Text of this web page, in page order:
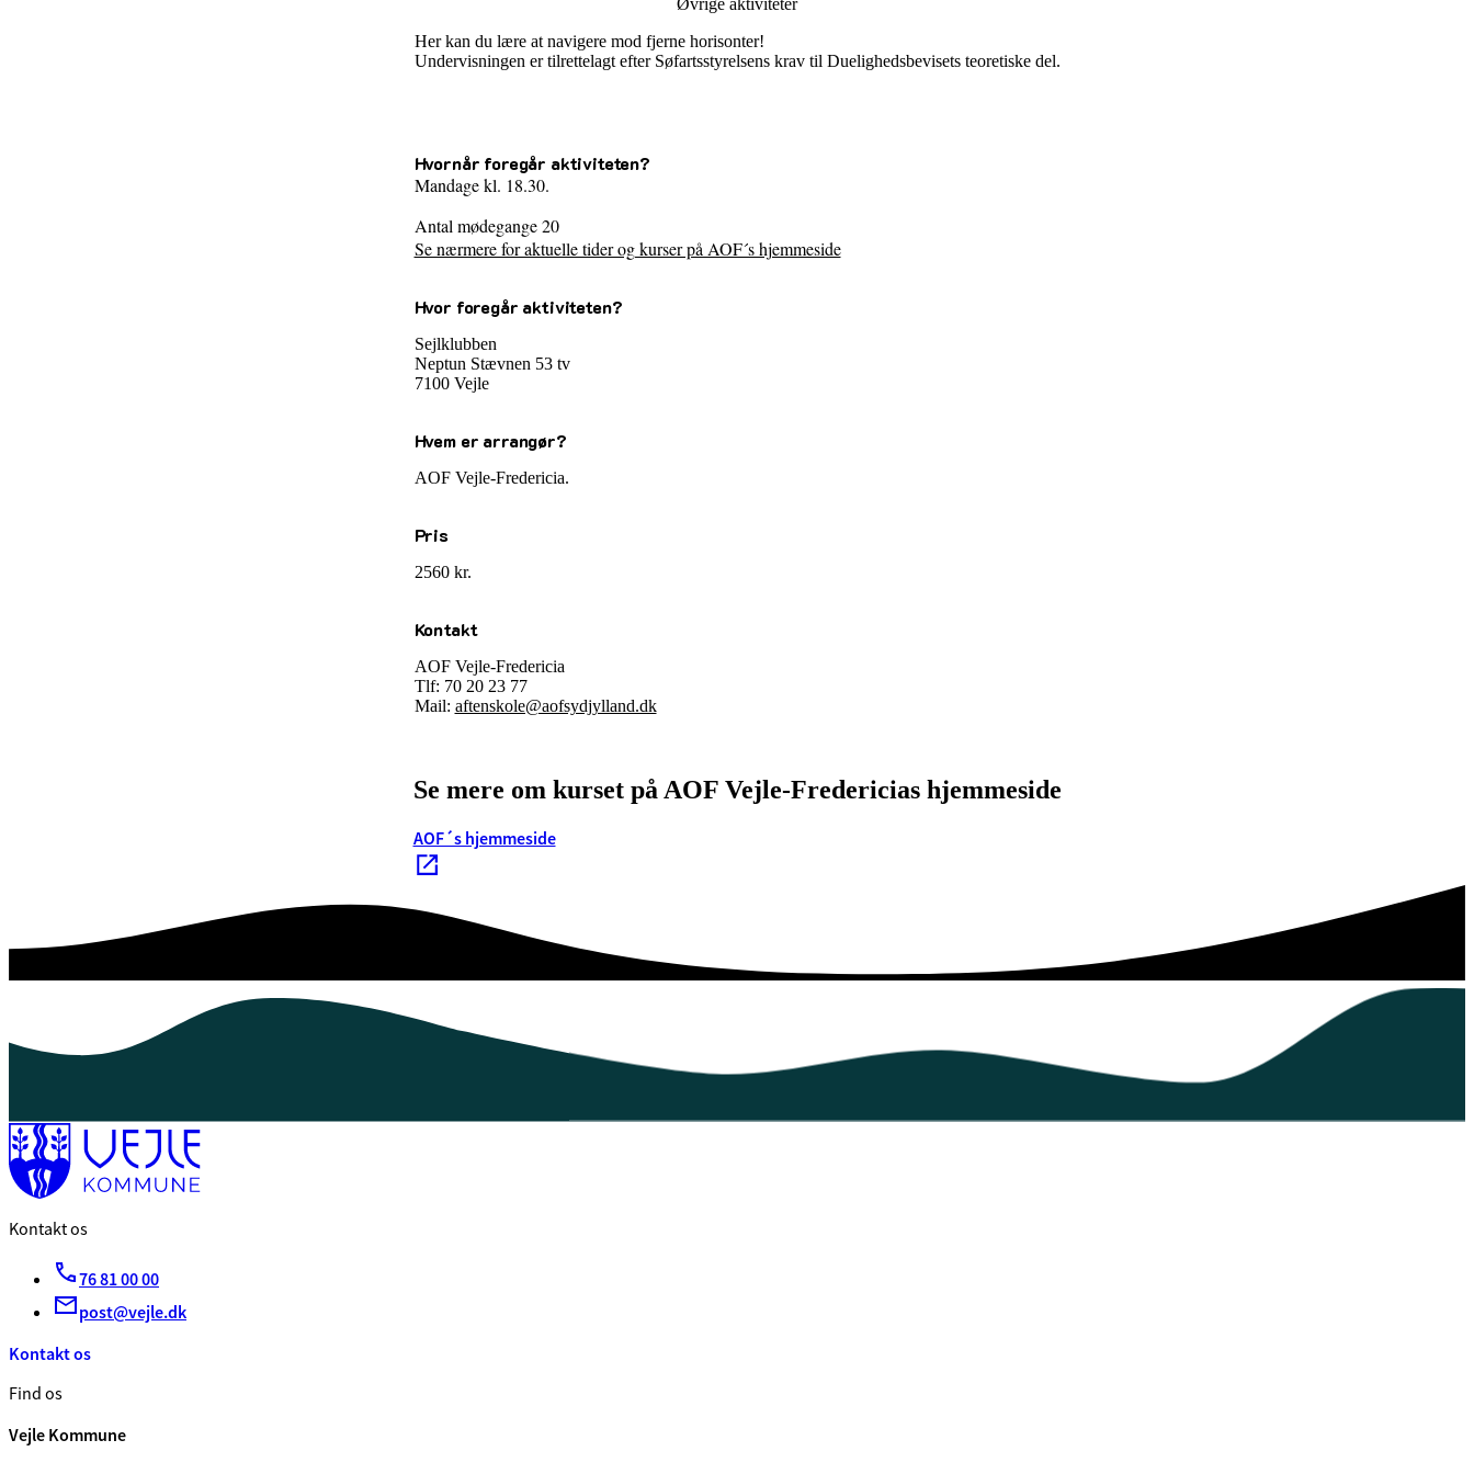
Øvrige aktiviteter
Her kan du lære at navigere mod fjerne horisonter!
Undervisningen er tilrettelagt efter Søfartsstyrelsens krav til Duelighedsbevisets teoretiske del.
Hvornår foregår aktiviteten?
Mandage kl. 18.30.
Antal mødegange 20
Se nærmere for aktuelle tider og kurser på AOF´s hjemmeside
Hvor foregår aktiviteten?
Sejlklubben
Neptun Stævnen 53 tv
7100 Vejle
Hvem er arrangør?
AOF Vejle-Fredericia.
Pris
2560 kr.
Kontakt
AOF Vejle-Fredericia
Tlf: 70 20 23 77
Mail: aftenskole@aofsydjylland.dk
Se mere om kurset på AOF Vejle-Fredericias hjemmeside
AOF´s hjemmeside
Kontakt os
76 81 00 00
post@vejle.dk
Kontakt os
Find os
Vejle Kommune